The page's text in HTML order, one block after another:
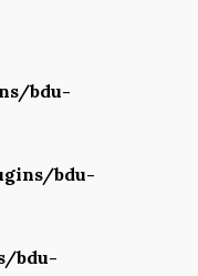
bdu-
bdu-
bdu-